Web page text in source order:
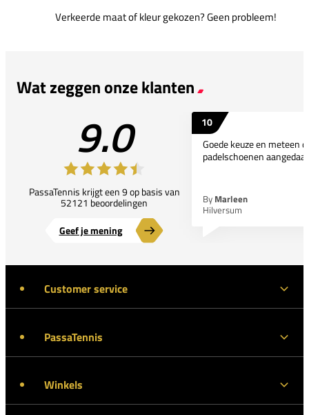
Verkeerde maat of kleur gekozen? Geen probleem!
Wat zeggen onze klanten
9.0
PassaTennis krijgt een 9 op basis van
52121 beoordelingen
Geef je mening
10
Goede keuze en meteen
padelschoenen
By Marleen
Hilversum
Customer service
PassaTennis
Winkels